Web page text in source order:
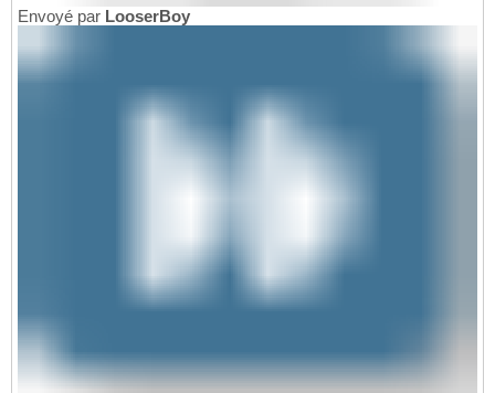
Envoyé par LooserBoy